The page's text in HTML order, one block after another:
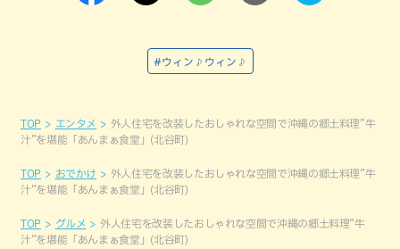
#ウィン♪ウィン♪
TOP エンタメ
外人住宅を改装したおしゃれな空間で沖縄の郷土料理”牛
汁”を堪能「あんまぁ食堂」(北谷町)
TOP おでかけ
外人住宅を改装したおしゃれな空間で沖縄の郷土料理”牛
汁”を堪能「あんまぁ食堂」(北谷町)
TOP グルメ
外人住宅を改装したおしゃれな空間で沖縄の郷土料理”牛
汁”を堪能「あんまぁ食堂」(北谷町)